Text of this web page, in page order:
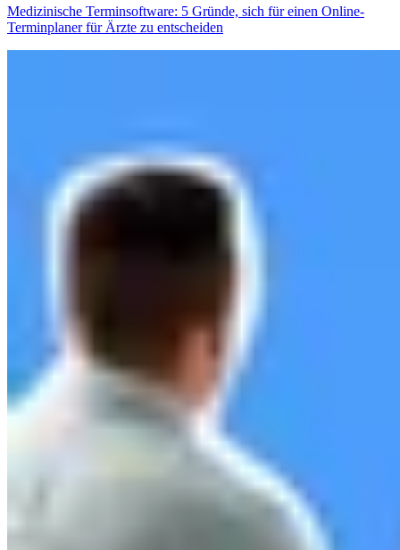
Medizinische Terminsoftware: 5 Gründe, sich für einen Online-
Terminplaner für Ärzte zu entscheiden